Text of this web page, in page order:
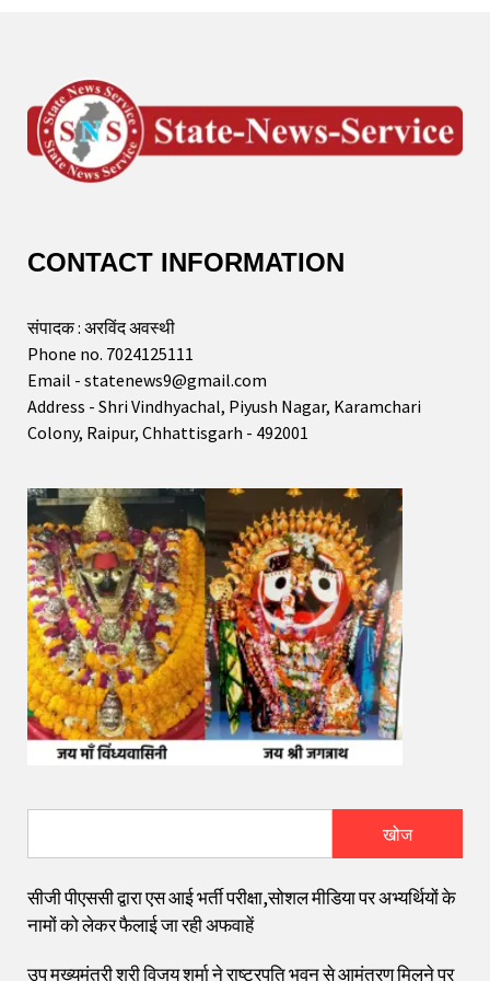
CONTACT INFORMATION
संपादक : अरविंद अवस्थी
Phone no. 7024125111
Email - statenews9@gmail.com
Address - Shri Vindhyachal, Piyush Nagar, Karamchari
Colony, Raipur, Chhattisgarh - 492001
खोज
सीजी पीएससी द्वारा एस आई भर्ती परीक्षा,सोशल मीडिया पर अभ्यर्थियों के
नामों को लेकर फैलाई जा रही अफवाहें
उप मुख्यमंत्री श्री विजय शर्मा ने राष्ट्रपति भवन से आमंत्रण मिलने पर